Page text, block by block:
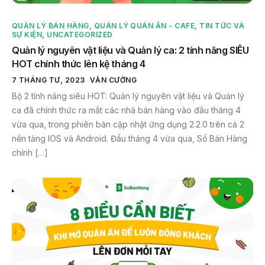
QUẢN LÝ BÁN HÀNG, QUÁN LÝ QUÁN ĂN - CAFE, TIN TỨC VÀ
SỰ KIỆN, UNCATEGORIZED
Quản lý nguyên vật liệu và Quản lý ca: 2 tính năng SIÊU
HOT chính thức lên kệ tháng 4
7 THÁNG TƯ, 2023 VĂN CƯỜNG
Bộ 2 tính năng siêu HOT: Quản lý nguyên vật liệu và Quản lý
ca đã chính thức ra mắt các nhà bán hàng vào đầu tháng 4
vừa qua, trong phiên bản cập nhật ứng dụng 2.2.0 trên cả 2
nền tảng IOS và Android. Đầu tháng 4 vừa qua, Sổ Bán Hàng
chính […]